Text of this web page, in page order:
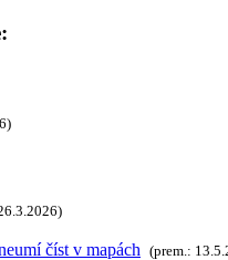
číst v mapách (prem.: